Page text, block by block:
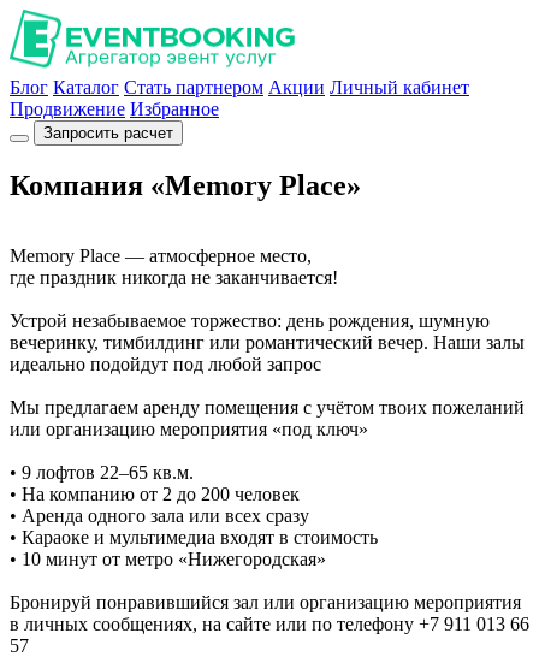
Блог Каталог Стать партнером Акции Личный кабинет
Продвижение Избранное
Запросить расчет
Компания «Memory Place»
Memory Place — атмосферное место,
где праздник никогда не заканчивается!
Устрой незабываемое торжество: день рождения, шумную
вечеринку, тимбилдинг или романтический вечер. Наши залы
идеально подойдут под любой запрос
Мы предлагаем аренду помещения с учётом твоих пожеланий
или организацию мероприятия «под ключ»
• 9 лофтов 22–65 кв.м.
• На компанию от 2 до 200 человек
• Аренда одного зала или всех сразу
• Караоке и мультимедиа входят в стоимость
• 10 минут от метро «Нижегородская»
Бронируй понравившийся зал или организацию мероприятия
в личных сообщениях, на сайте или по телефону +7 911 013 66
57